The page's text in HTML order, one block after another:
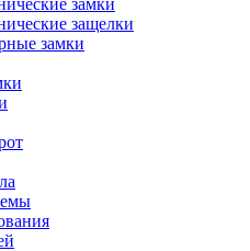
замки
защелки
замки